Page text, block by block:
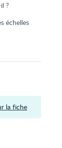
?
échelles
la fiche